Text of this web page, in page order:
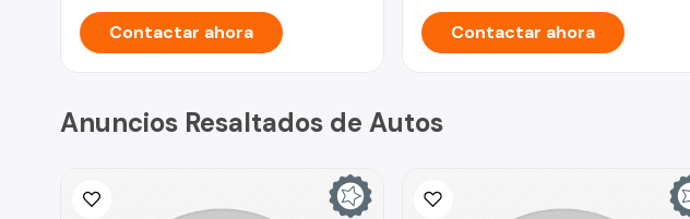
Contactar ahora Contactar ahora
Anuncios Resaltados de Autos